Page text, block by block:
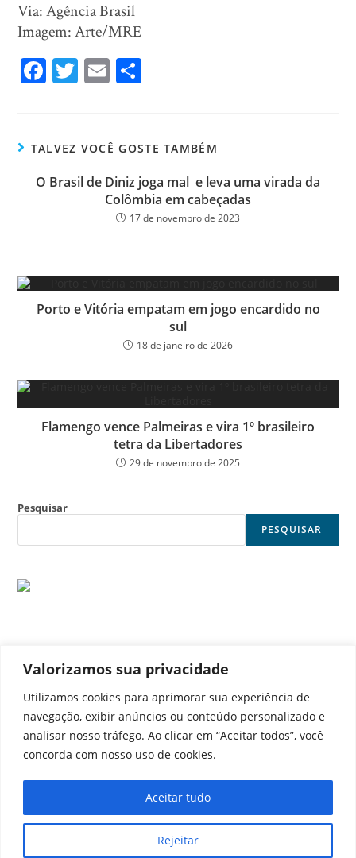
Valorizamos sua privacidade
Utilizamos cookies para aprimorar sua experiência de
navegação, exibir anúncios ou conteúdo personalizado e
analisar nosso tráfego. Ao clicar em “Aceitar todos”, você
concorda com nosso uso de cookies.
Rejeitar
Aceitar tudo
Via: Agência Brasil
Imagem: Arte/MRE
Fa
ok
T
er
E
TALVEZ VOCÊ GOSTE TAMBÉM
O Brasil de Diniz joga mal e leva uma virada da
Colômbia em cabeçadas
17 de novembro de 2023
Porto e Vitória empatam em jogo encardido no
sul
18 de janeiro de 2026
Flamengo vence Palmeiras e vira 1º brasileiro
tetra da Libertadores
29 de novembro de 2025
Pesquisar
PESQUISAR
Política de cookies